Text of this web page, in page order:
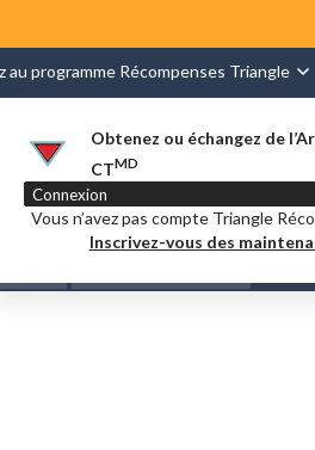
au programme Récompenses Triangle
Obtenez ou échangez de
CTMD
Connexion
Vous n’avez pas compte Triangle
Inscrivez-vous des
État de
&
Nouveautés et